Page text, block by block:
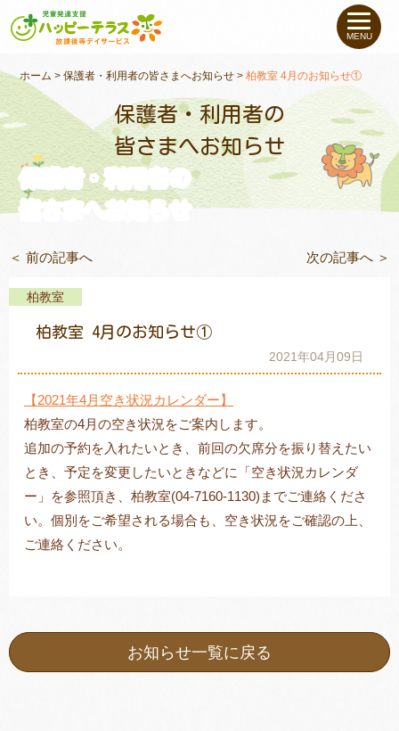
私たちについて
未就学のお子さま（０〜６才）
小学生〜高校生の お子さま
支援事例
教室一覧
トレキング DIDIM
MENU
ホーム >保護者・利用者の皆さまへお知らせ >柏教室 4月のお知らせ①
保護者・利用者の
皆さまへお知らせ
保護者・利用者の
皆さまへお知らせ
＜ 前の記事へ 次の記事へ ＞
柏教室
柏教室 4月のお知らせ①
2021年04月09日
【2021年4月空き状況カレンダー】
柏教室の4月の空き状況をご案内します。
追加の予約を入れたいとき、前回の欠席分を振り替えたい
とき、予定を変更したいときなどに「空き状況カレンダ
ー」を参照頂き、柏教室(04-7160-1130)までご連絡くださ
い。個別をご希望される場合も、空き状況をご確認の上、
ご連絡ください。
お知らせ一覧に戻る